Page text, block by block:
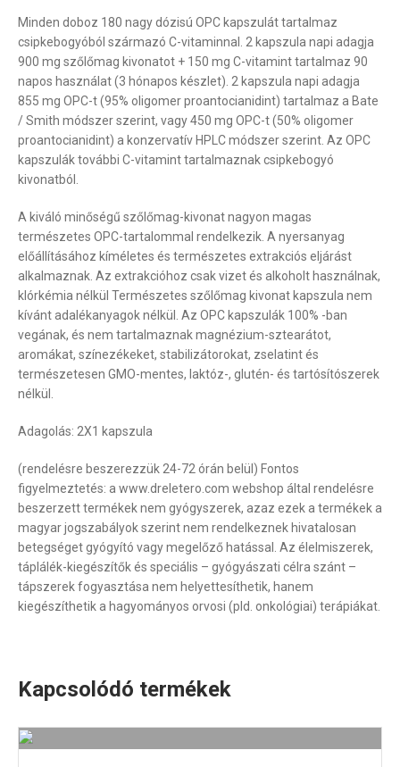
Minden doboz 180 nagy dózisú OPC kapszulát tartalmaz
csipkebogyóból származó C-vitaminnal. 2 kapszula napi adagja
900 mg szőlőmag kivonatot + 150 mg C-vitamint tartalmaz 90
napos használat (3 hónapos készlet). 2 kapszula napi adagja
855 mg OPC-t (95% oligomer proantocianidint) tartalmaz a Bate
/ Smith módszer szerint, vagy 450 mg OPC-t (50% oligomer
proantocianidint) a konzervatív HPLC módszer szerint. Az OPC
kapszulák további C-vitamint tartalmaznak csipkebogyó
kivonatból.
A kiváló minőségű szőlőmag-kivonat nagyon magas
természetes OPC-tartalommal rendelkezik. A nyersanyag
előállításához kíméletes és természetes extrakciós eljárást
alkalmaznak. Az extrakcióhoz csak vizet és alkoholt használnak,
klórkémia nélkül Természetes szőlőmag kivonat kapszula nem
kívánt adalékanyagok nélkül. Az OPC kapszulák 100% -ban
vegának, és nem tartalmaznak magnézium-sztearátot,
aromákat, színezékeket, stabilizátorokat, zselatint és
természetesen GMO-mentes, laktóz-, glutén- és tartósítószerek
nélkül.
Adagolás: 2X1 kapszula
(rendelésre beszerezzük 24-72 órán belül) Fontos
figyelmeztetés: a www.dreletero.com webshop által rendelésre
beszerzett termékek nem gyógyszerek, azaz ezek a termékek a
magyar jogszabályok szerint nem rendelkeznek hivatalosan
betegséget gyógyító vagy megelőző hatással. Az élelmiszerek,
táplálék-kiegészítők és speciális – gyógyászati célra szánt –
tápszerek fogyasztása nem helyettesíthetik, hanem
kiegészíthetik a hagyományos orvosi (pld. onkológiai) terápiákat.
Kapcsolódó termékek